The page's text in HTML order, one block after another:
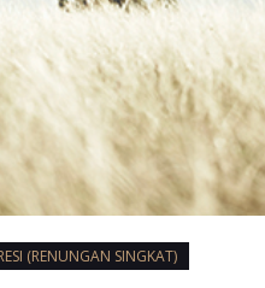
(RENUNGAN SINGKAT)